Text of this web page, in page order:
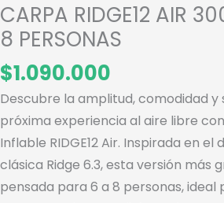
CARPA RIDGE12 AIR
8 PERSONAS
$1.090.000
Descubre la amplitud, comodidad y
próxima experiencia al aire libre
Inflable RIDGE12 Air. Inspirada en el
clásica Ridge 6.3, esta versión más
pensada para 6 a 8 personas, ideal